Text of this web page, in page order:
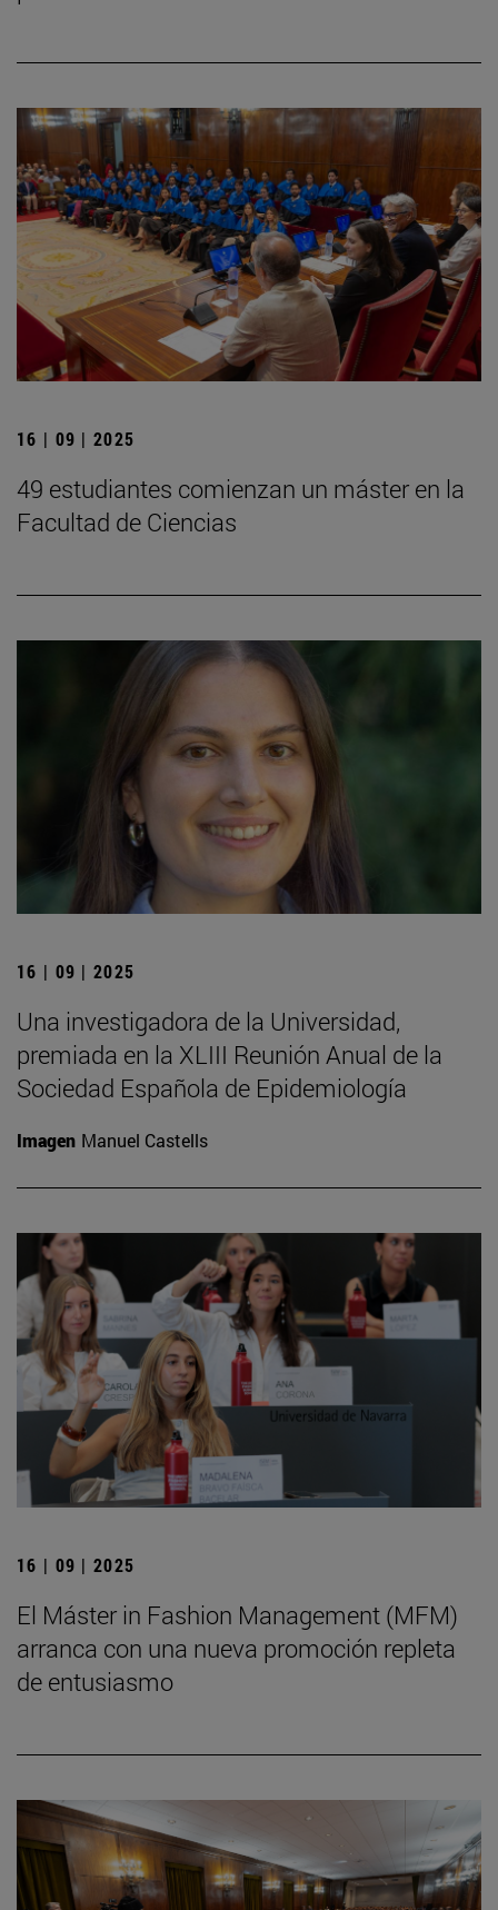
16 | 09 | 2025
49 estudiantes comienzan un máster en la
Facultad de Ciencias
16 | 09 | 2025
Una investigadora de la Universidad,
premiada en la XLIII Reunión Anual de la
Sociedad Española de Epidemiología
Imagen Manuel Castells
16 | 09 | 2025
El Máster in Fashion Management (MFM)
arranca con una nueva promoción repleta
de entusiasmo